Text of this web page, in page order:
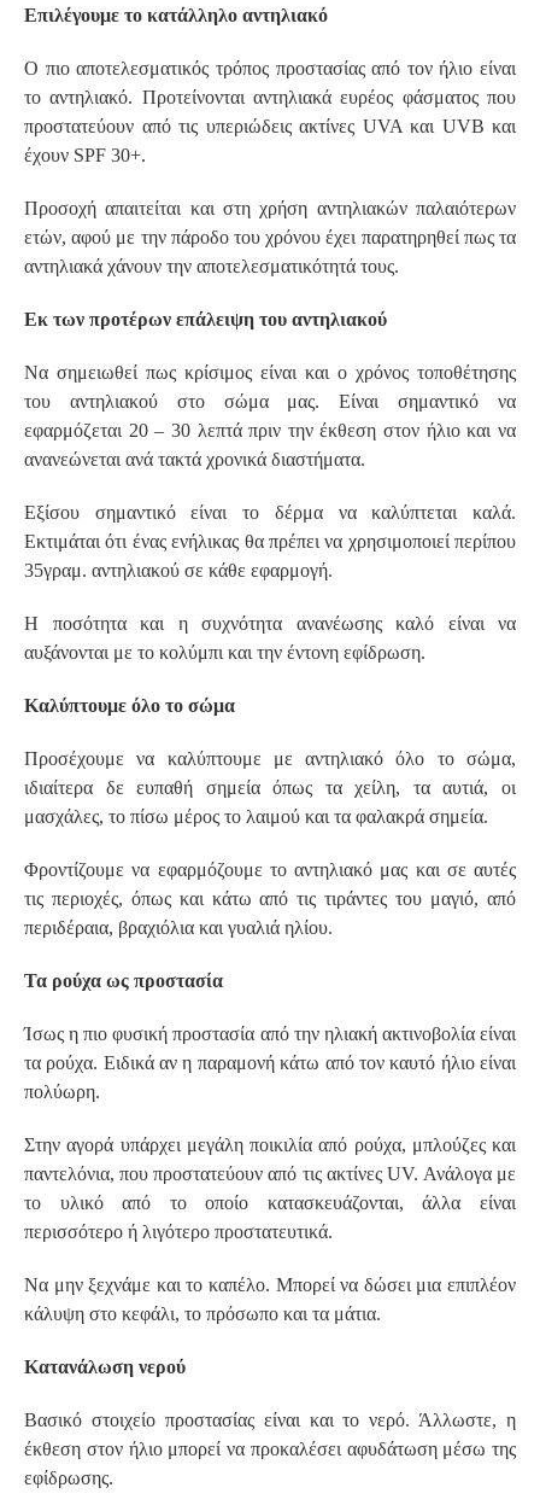
Επιλέγουμε το κατάλληλο αντηλιακό
Ο πιο αποτελεσματικός τρόπος προστασίας από τον ήλιο είναι
το αντηλιακό. Προτείνονται αντηλιακά ευρέος φάσματος που
προστατεύουν από τις υπεριώδεις ακτίνες UVA και UVB και
έχουν SPF 30+.
Προσοχή απαιτείται και στη χρήση αντηλιακών παλαιότερων
ετών, αφού με την πάροδο του χρόνου έχει παρατηρηθεί πως τα
αντηλιακά χάνουν την αποτελεσματικότητά τους.
Εκ των προτέρων επάλειψη του αντηλιακού
Να σημειωθεί πως κρίσιμος είναι και ο χρόνος τοποθέτησης
του αντηλιακού στο σώμα μας. Είναι σημαντικό να
εφαρμόζεται 20 – 30 λεπτά πριν την έκθεση στον ήλιο και να
ανανεώνεται ανά τακτά χρονικά διαστήματα.
Εξίσου σημαντικό είναι το δέρμα να καλύπτεται καλά.
Εκτιμάται ότι ένας ενήλικας θα πρέπει να χρησιμοποιεί περίπου
35γραμ. αντηλιακού σε κάθε εφαρμογή.
Η ποσότητα και η συχνότητα ανανέωσης καλό είναι να
αυξάνονται με το κολύμπι και την έντονη εφίδρωση.
Καλύπτουμε όλο το σώμα
Προσέχουμε να καλύπτουμε με αντηλιακό όλο το σώμα,
ιδιαίτερα δε ευπαθή σημεία όπως τα χείλη, τα αυτιά, οι
μασχάλες, το πίσω μέρος το λαιμού και τα φαλακρά σημεία.
Φροντίζουμε να εφαρμόζουμε το αντηλιακό μας και σε αυτές
τις περιοχές, όπως και κάτω από τις τιράντες του μαγιό, από
περιδέραια, βραχιόλια και γυαλιά ηλίου.
Τα ρούχα ως προστασία
Ίσως η πιο φυσική προστασία από την ηλιακή ακτινοβολία είναι
τα ρούχα. Ειδικά αν η παραμονή κάτω από τον καυτό ήλιο είναι
πολύωρη.
Στην αγορά υπάρχει μεγάλη ποικιλία από ρούχα, μπλούζες και
παντελόνια, που προστατεύουν από τις ακτίνες UV. Ανάλογα με
το υλικό από το οποίο κατασκευάζονται, άλλα είναι
περισσότερο ή λιγότερο προστατευτικά.
Να μην ξεχνάμε και το καπέλο. Μπορεί να δώσει μια επιπλέον
κάλυψη στο κεφάλι, το πρόσωπο και τα μάτια.
Κατανάλωση νερού
Βασικό στοιχείο προστασίας είναι και το νερό. Άλλωστε, η
έκθεση στον ήλιο μπορεί να προκαλέσει αφυδάτωση μέσω της
εφίδρωσης.